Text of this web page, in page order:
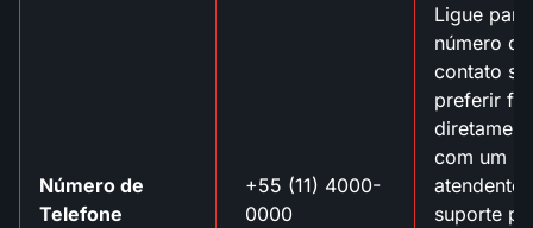
Número de
Telefone
+55 (11) 4000-
0000
Ligue
número de
contato se
preferir
com um
atendente.
suporte